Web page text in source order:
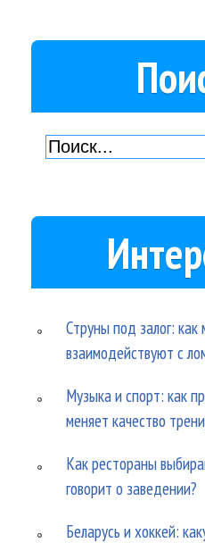
Струны под залог:
взаимодействуют с
Музыка и спорт: как
меняет качество
Как рестораны
говорит о заведении?
Беларусь и хоккей: